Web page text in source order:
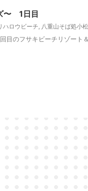
〜 1日目
ハロウビーチ, 八重山そば処小松
目のフサキビーチリゾー